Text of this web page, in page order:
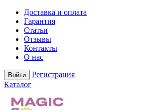
Доставка и оплата
Гарантия
Статьи
Отзывы
Контакты
О нас
Войти
Регистрация
Каталог